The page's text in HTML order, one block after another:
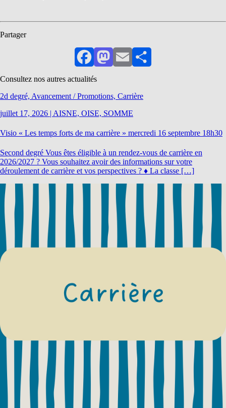
Partager
FacebookMastodon
EmailPartager
Consultez nos autres actualités
2d degré, Avancement / Promotions, Carrière
juillet 17, 2026 | AISNE, OISE, SOMME
Visio « Les temps forts de ma carrière » mercredi 16 septembre 18h30
Second degré Vous êtes éligible à un rendez-vous de carrière en
2026/2027 ? Vous souhaitez avoir des informations sur votre
déroulement de carrière et vos perspectives ? ♦ La classe […]